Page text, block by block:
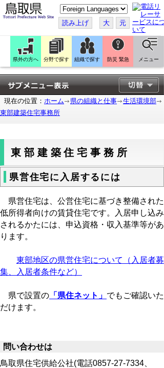
こ
の
ペ
ー
ジ
翻
訳
す
る
読み上げ 大 元
県外の方へ 分野で探す 組織で探す 防災 緊急 メニュー
現在の位置： ホーム 県の組織と仕事
生活環境部
東部建築住宅事務所
東部建築住宅事務所
県営住宅に入居するには
県営住宅は、公営住宅に基づき整備された
低所得者向けの賃貸住宅です。入居申し込み
されるかたには、申込資格・収入基準等があ
ります。
東部地区の県営住宅について（入居者募
集、入居者条件など）
県で設置の 「県住ネット」 でもご確認いた
だけます。
問い合わせは
鳥取県住宅供給公社(電話0857-27-7334、